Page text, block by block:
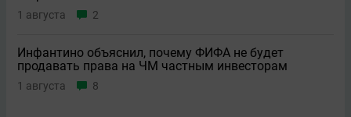
1 августа 2
Инфантино объяснил, почему ФИФА не будет
продавать права на ЧМ частным инвесторам
1 августа 8